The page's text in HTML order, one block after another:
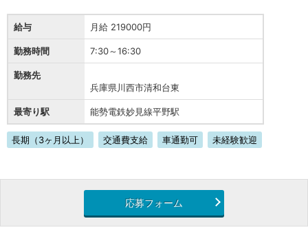
給与 月給 219000円
勤務時間 7:30～16:30
勤務先
兵庫県川西市清和台東
最寄り駅 能勢電鉄妙見線平野駅
長期（3ヶ月以上） 交通費支給 車通勤可 未経験歓迎
応募フォーム